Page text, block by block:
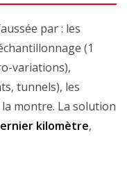
par : les
(1
variations),
tunnels), les
montre. La solution
kilomètre,